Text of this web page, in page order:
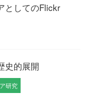
としてのFlickr
史的展開
研究